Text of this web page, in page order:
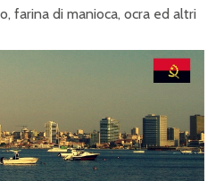
farina di manioca, ocra ed altri